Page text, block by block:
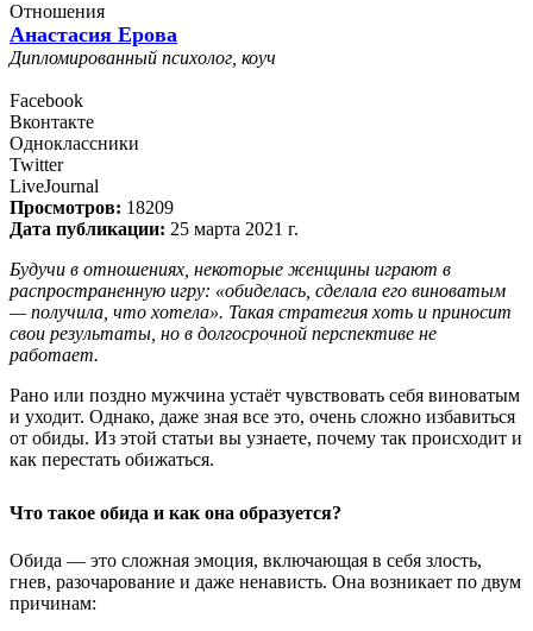
Отношения
Анастасия Ерова
Дипломированный психолог, коуч
Facebook
Вконтакте
Одноклассники
Twitter
LiveJournal
Просмотров: 18209
Дата публикации: 25 марта 2021 г.
Будучи в отношениях, некоторые женщины играют в
распространенную игру: «обиделась, сделала его виноватым
— получила, что хотела». Такая стратегия хоть и приносит
свои результаты, но в долгосрочной перспективе не
работает.
Рано или поздно мужчина устаёт чувствовать себя виноватым
и уходит. Однако, даже зная все это, очень сложно избавиться
от обиды. Из этой статьи вы узнаете, почему так происходит и
как перестать обижаться.
Что такое обида и как она образуется?
Обида — это сложная эмоция, включающая в себя злость,
гнев, разочарование и даже ненависть. Она возникает по двум
причинам: